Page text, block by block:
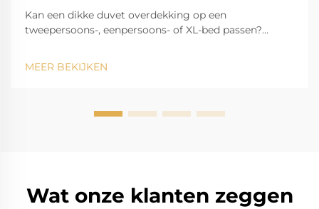
Kan een dikke duvet overdekking op een
tweepersoons-, eenpersoons- of XL-bed passen?
Optimaliseer nu uw beddengoed.
MEER BEKIJKEN
Wat onze klanten zeggen